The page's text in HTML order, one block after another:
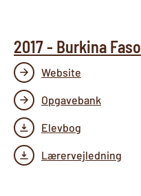
2017 - Burkina Faso
Website
Opgavebank
Elevbog
Lærervejledning